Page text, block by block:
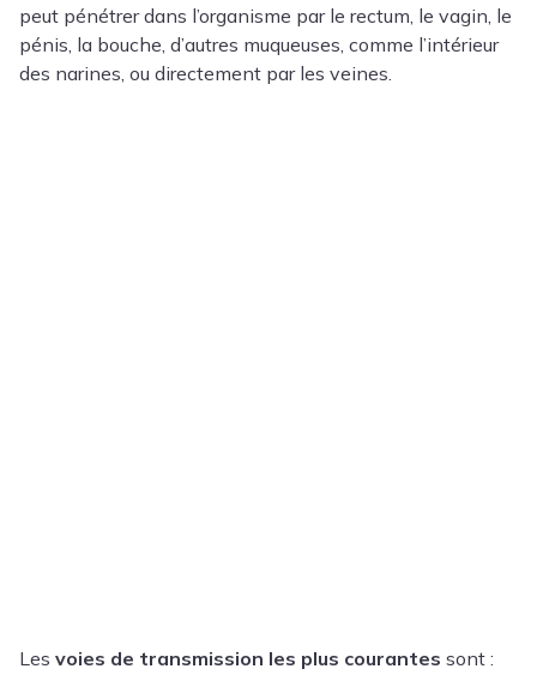
peut pénétrer dans l’organisme par le rectum, le vagin, le
pénis, la bouche, d’autres muqueuses, comme l’intérieur
des narines, ou directement par les veines.
Les voies de transmission les plus courantes sont :